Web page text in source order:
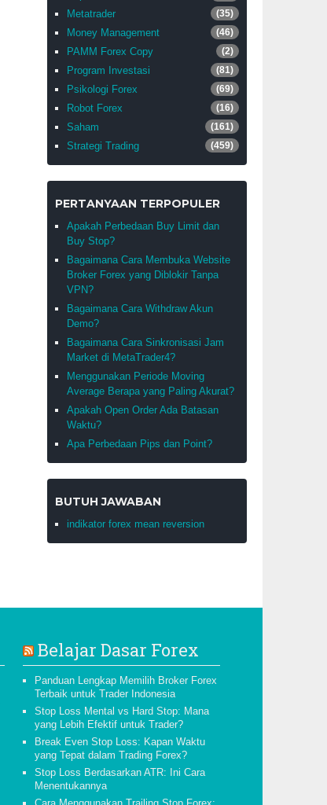
Metatrader (35)
Money Management (46)
PAMM Forex Copy (2)
Program Investasi (81)
Psikologi Forex (69)
Robot Forex (16)
Saham (161)
Strategi Trading (459)
PERTANYAAN TERPOPULER
Apakah Perbedaan Buy Limit dan
Buy Stop?
Bagaimana Cara Membuka Website
Broker Forex yang Diblokir Tanpa
VPN?
Bagaimana Cara Withdraw Akun
Demo?
Bagaimana Cara Sinkronisasi Jam
Market di MetaTrader4?
Menggunakan Periode Moving
Average Berapa yang Paling Akurat?
Apakah Open Order Ada Batasan
Waktu?
Apa Perbedaan Pips dan Point?
BUTUH JAWABAN
indikator forex mean reversion
Belajar Dasar Forex
Panduan Lengkap Memilih Broker Forex
Terbaik untuk Trader Indonesia
Stop Loss Mental vs Hard Stop: Mana
yang Lebih Efektif untuk Trader?
Break Even Stop Loss: Kapan Waktu
yang Tepat dalam Trading Forex?
Stop Loss Berdasarkan ATR: Ini Cara
Menentukannya